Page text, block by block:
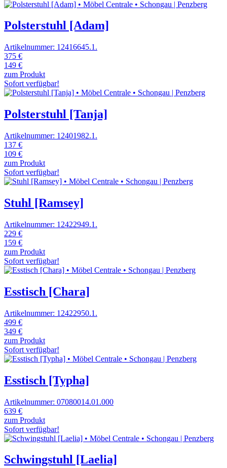
Polsterstuhl [Adam]
Artikelnummer: 12416645.1.
375 €
149 €
zum Produkt
Sofort verfügbar!
Polsterstuhl [Tanja]
Artikelnummer: 12401982.1.
137 €
109 €
zum Produkt
Sofort verfügbar!
Stuhl [Ramsey]
Artikelnummer: 12422949.1.
229 €
159 €
zum Produkt
Sofort verfügbar!
Esstisch [Chara]
Artikelnummer: 12422950.1.
499 €
349 €
zum Produkt
Sofort verfügbar!
Esstisch [Typha]
Artikelnummer: 07080014.01.000
639 €
zum Produkt
Sofort verfügbar!
Schwingstuhl [Laelia]